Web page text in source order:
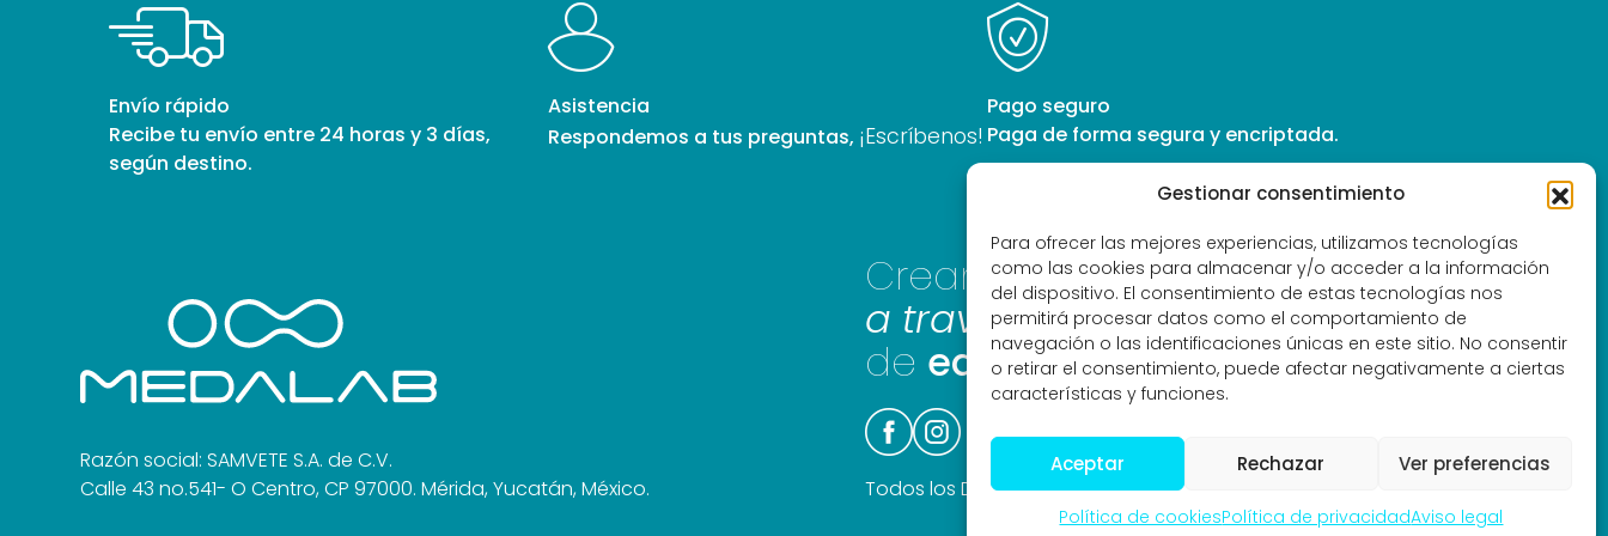
Gestionar consentimiento
Para ofrecer las mejores experiencias, utilizamos tecnologías
como las cookies para almacenar y/o acceder a la información
del dispositivo. El consentimiento de estas tecnologías nos
permitirá procesar datos como el comportamiento de
navegación o las identificaciones únicas en este sitio. No consentir
o retirar el consentimiento, puede afectar negativamente a ciertas
características y funciones.
Aceptar Rechazar Ver preferencias
Política de cookiesPolítica de privacidadAviso legal
Envío rápido
Recibe tu envío entre 24 horas y 3 días,
según destino.
Asistencia
Respondemos a tus preguntas, ¡Escríbenos!
Pago seguro
Paga de forma segura y encriptada.
Razón social: SAMVETE S.A. de C.V.
Calle 43 no.541- O Centro, CP 97000. Mérida, Yucatán, México.
Creamosexperiencias sensoriales
a través de terapias energéticas
de equilibrio vital
Todos los Derechos Reservados - Samvete SA DE CV 2025